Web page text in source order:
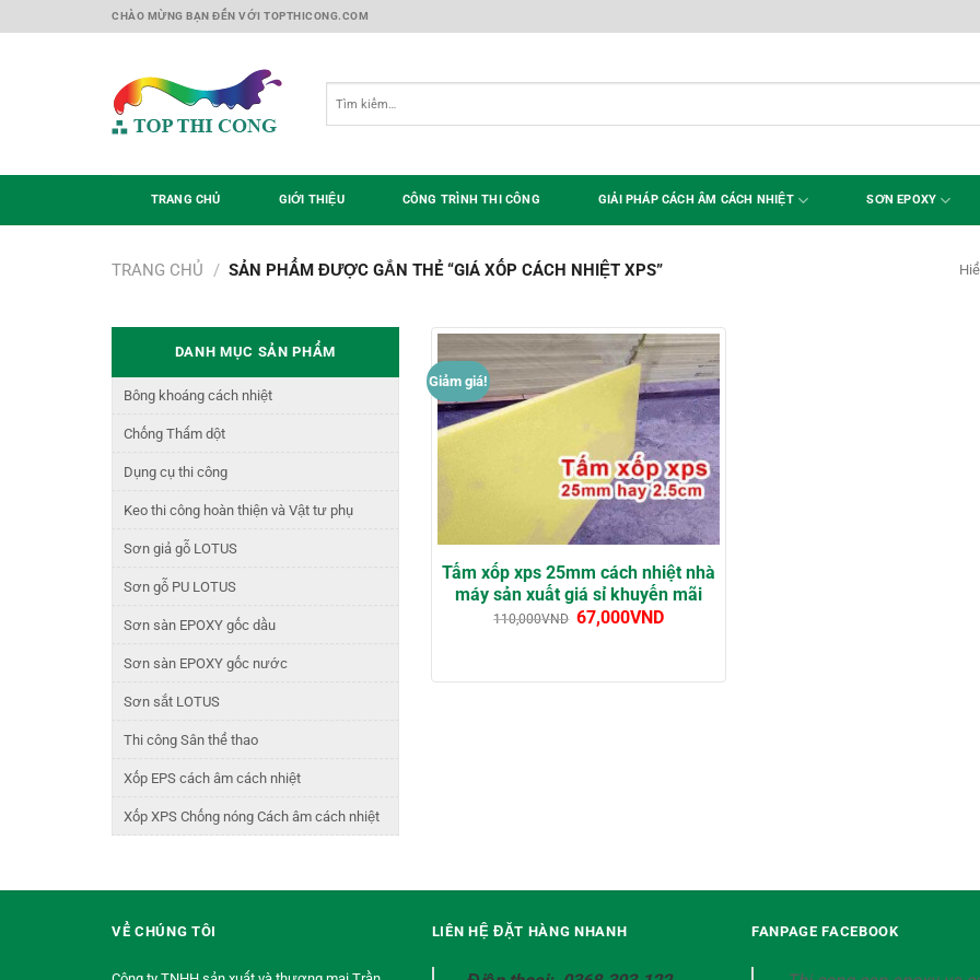
to
CHÀO MỪNG BẠN ĐẾN VỚI TOPTHICONG.COM
kiếm:
TRANG CHỦ GIỚI THIỆU CÔNG TRÌNH THI CÔNG GIẢI PHÁP CÁCH ÂM CÁCH NHIỆT SƠN EPOXY
TRANG CHỦ / SẢN PHẨM ĐƯỢC GẮN THẺ “GIÁ XỐP CÁCH NHIỆT XPS”
DANH MỤC SẢN PHẨM
Bông khoáng cách nhiệt
Chống Thấm dột
Dụng cụ thi công
Keo thi công hoàn thiện và Vật tư phụ
Sơn giả gỗ LOTUS
Sơn gỗ PU LOTUS
Sơn sàn EPOXY gốc dầu
Sơn sàn EPOXY gốc nước
Sơn sắt LOTUS
Thi công Sân thể thao
Xốp EPS cách âm cách nhiệt
Xốp XPS Chống nóng Cách âm cách nhiệt
Giảm giá!
Tấm xốp xps 25mm cách nhiệt nhà
máy sản xuất giá sỉ khuyến mãi
110,000VND 67,000VND
VỀ CHÚNG TÔI LIÊN HỆ ĐẶT HÀNG NHANH FANPAGE FACEBOOK